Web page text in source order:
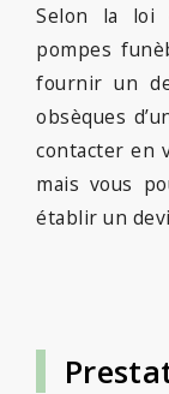
Selon la loi
pompes
fournir un
obsèques
contacter en
mais vous
établir un